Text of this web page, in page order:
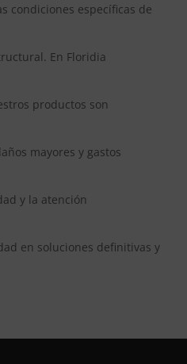
condiciones específicas de
En Floridia
productos son
mayores y gastos
y la atención
en soluciones definitivas y